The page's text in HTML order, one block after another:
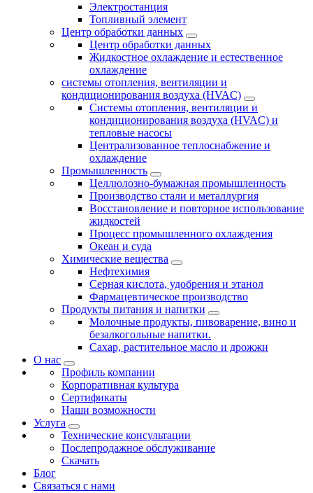
Электростанция
Топливный элемент
Центр обработки данных
Центр обработки данных
Жидкостное охлаждение и естественное
охлаждение
системы отопления, вентиляции и
кондиционирования воздуха (HVAC)
Системы отопления, вентиляции и
кондиционирования воздуха (HVAC) и
тепловые насосы
Централизованное теплоснабжение и
охлаждение
Промышленность
Целлюлозно-бумажная промышленность
Производство стали и металлургия
Восстановление и повторное использование
жидкостей
Процесс промышленного охлаждения
Океан и суда
Химические вещества
Нефтехимия
Серная кислота, удобрения и этанол
Фармацевтическое производство
Продукты питания и напитки
Молочные продукты, пивоварение, вино и
безалкогольные напитки.
Сахар, растительное масло и дрожжи
О нас
Профиль компании
Корпоративная культура
Сертификаты
Наши возможности
Услуга
Технические консультации
Послепродажное обслуживание
Скачать
Блог
Связаться с нами